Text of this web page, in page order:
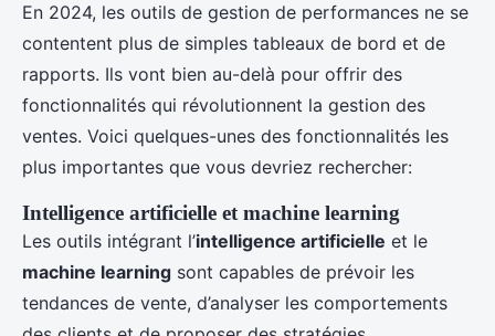
En 2024, les outils de gestion de performances ne se
contentent plus de simples tableaux de bord et de
rapports. Ils vont bien au-delà pour offrir des
fonctionnalités qui révolutionnent la gestion des
ventes. Voici quelques-unes des fonctionnalités les
plus importantes que vous devriez rechercher:
Intelligence artificielle et machine learning
Les outils intégrant l’intelligence artificielle et le
machine learning sont capables de prévoir les
tendances de vente, d’analyser les comportements